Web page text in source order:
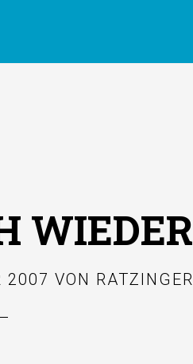
2007 VON RATZINGER